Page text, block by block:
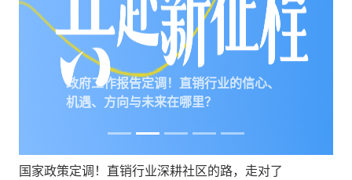
政府工作报告定调！直销行业的信心、
机遇、方向与未来在哪里？
国家政策定调！直销行业深耕社区的路，走对了